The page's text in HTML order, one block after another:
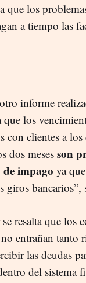
que los
a tiempo las
informe
los
con clientes a
dos meses son
impago ya
giros bancarios”,
resalta que los
entrañan tanto
las deudas
del sistema